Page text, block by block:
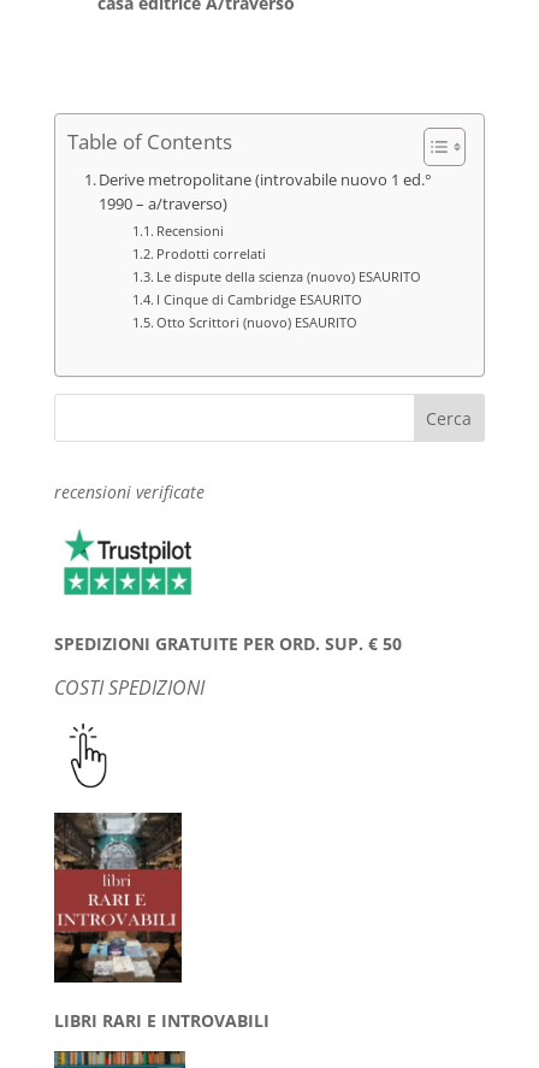
Table of Contents
Derive metropolitane (introvabile nuovo 1 ed.°
1990 – a/traverso)
Recensioni
Prodotti correlati
Le dispute della scienza (nuovo) ESAURITO
I Cinque di Cambridge ESAURITO
Otto Scrittori (nuovo) ESAURITO
recensioni verificate
SPEDIZIONI GRATUITE PER ORD. SUP. € 50
COSTI SPEDIZIONI
LIBRI RARI E INTROVABILI